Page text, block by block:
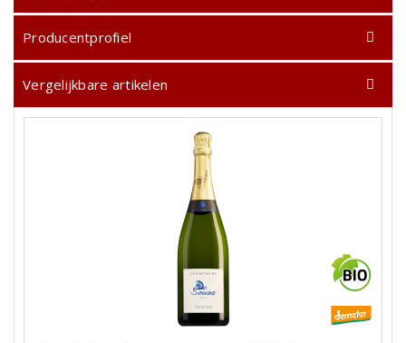
Producentprofiel
Vergelijkbare artikelen